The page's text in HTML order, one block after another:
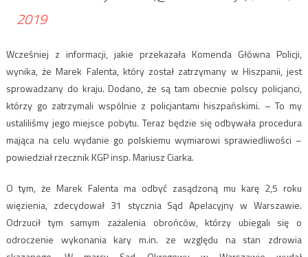
2019
Wcześniej z informacji, jakie przekazała Komenda Główna Policji,
wynika, że Marek Falenta, który został zatrzymany w Hiszpanii, jest
sprowadzany do kraju. Dodano, że są tam obecnie polscy policjanci,
którzy go zatrzymali wspólnie z policjantami hiszpańskimi. – To my
ustaliliśmy jego miejsce pobytu. Teraz będzie się odbywała procedura
mająca na celu wydanie go polskiemu wymiarowi sprawiedliwości –
powiedział rzecznik KGP insp. Mariusz Ciarka.
O tym, że Marek Falenta ma odbyć zasądzoną mu karę 2,5 roku
więzienia, zdecydował 31 stycznia Sąd Apelacyjny w Warszawie.
Odrzucił tym samym zażalenia obrońców, którzy ubiegali się o
odroczenie wykonania kary m.in. ze względu na stan zdrowia